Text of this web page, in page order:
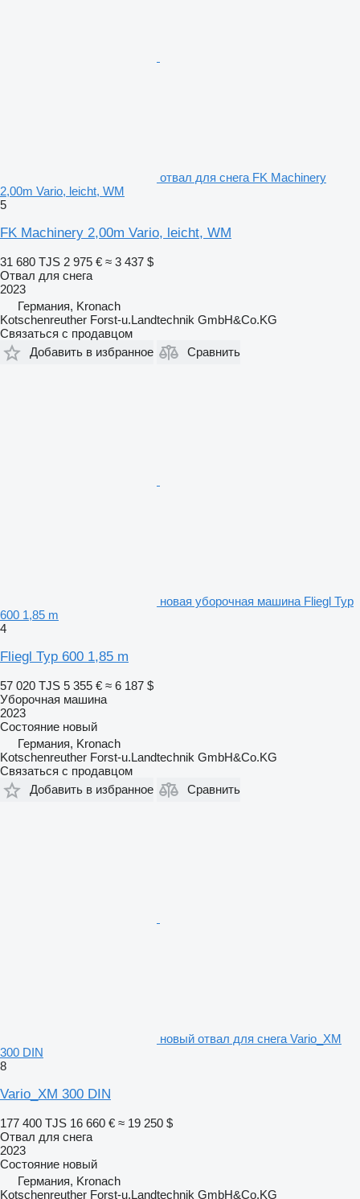
отвал для снега FK Machinery
2,00m Vario, leicht, WM
5
FK Machinery 2,00m Vario, leicht, WM
31 680 TJS 2 975 € ≈ 3 437 $
Отвал для снега
2023
Германия, Kronach
Kotschenreuther Forst-u.Landtechnik GmbH&Co.KG
Связаться с продавцом
Добавить в избранное
Сравнить
новая уборочная машина Fliegl Typ
600 1,85 m
4
Fliegl Typ 600 1,85 m
57 020 TJS 5 355 € ≈ 6 187 $
Уборочная машина
2023
Состояние новый
Германия, Kronach
Kotschenreuther Forst-u.Landtechnik GmbH&Co.KG
Связаться с продавцом
Добавить в избранное
Сравнить
новый отвал для снега Vario_XM
300 DIN
8
Vario_XM 300 DIN
177 400 TJS 16 660 € ≈ 19 250 $
Отвал для снега
2023
Состояние новый
Германия, Kronach
Kotschenreuther Forst-u.Landtechnik GmbH&Co.KG